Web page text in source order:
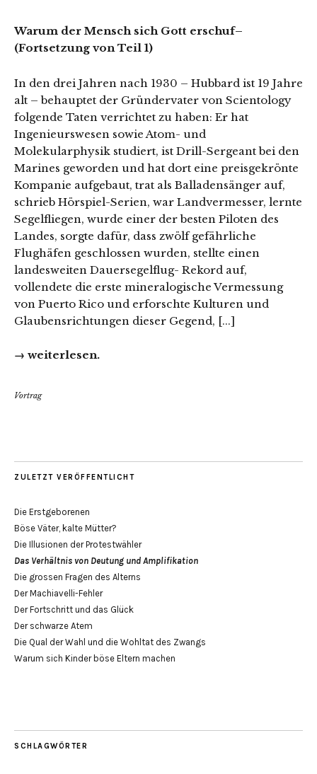
Warum der Mensch sich Gott erschuf–
(Fortsetzung von Teil 1)
In den drei Jahren nach 1930 – Hubbard ist 19 Jahre
alt – behauptet der Gründervater von Scientology
folgende Taten verrichtet zu haben: Er hat
Ingenieurswesen sowie Atom- und
Molekularphysik studiert, ist Drill-Sergeant bei den
Marines geworden und hat dort eine preisgekrönte
Kompanie aufgebaut, trat als Balladensänger auf,
schrieb Hörspiel-Serien, war Landvermesser, lernte
Segelfliegen, wurde einer der besten Piloten des
Landes, sorgte dafür, dass zwölf gefährliche
Flughäfen geschlossen wurden, stellte einen
landesweiten Dauersegelflug- Rekord auf,
vollendete die erste mineralogische Vermessung
von Puerto Rico und erforschte Kulturen und
Glaubensrichtungen dieser Gegend, [...]
→ weiterlesen.
Vortrag
ZULETZT VERÖFFENTLICHT
Die Erstgeborenen
Böse Väter, kalte Mütter?
Die Illusionen der Protestwähler
Das Verhältnis von Deutung und Amplifikation
Die grossen Fragen des Alterns
Der Machiavelli-Fehler
Der Fortschritt und das Glück
Der schwarze Atem
Die Qual der Wahl und die Wohltat des Zwangs
Warum sich Kinder böse Eltern machen
SCHLAGWÖRTER